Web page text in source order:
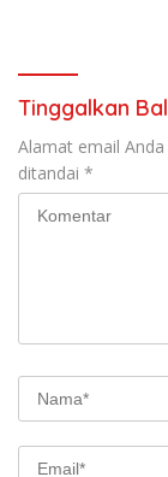
Tinggalkan
Alamat email
ditandai *